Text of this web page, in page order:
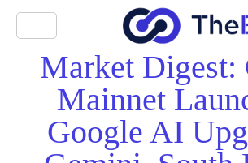
Market Digest:
Mainnet
Google AI